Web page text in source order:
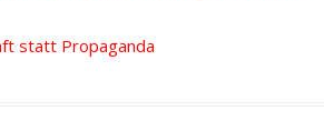
statt Propaganda